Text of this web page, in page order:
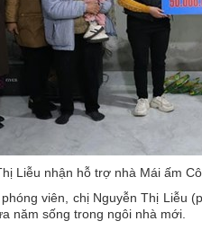
Liễu nhận hỗ trợ nhà Mái ấm
viên, chị Nguyễn Thị Liễu
năm sống trong ngôi nhà mới.